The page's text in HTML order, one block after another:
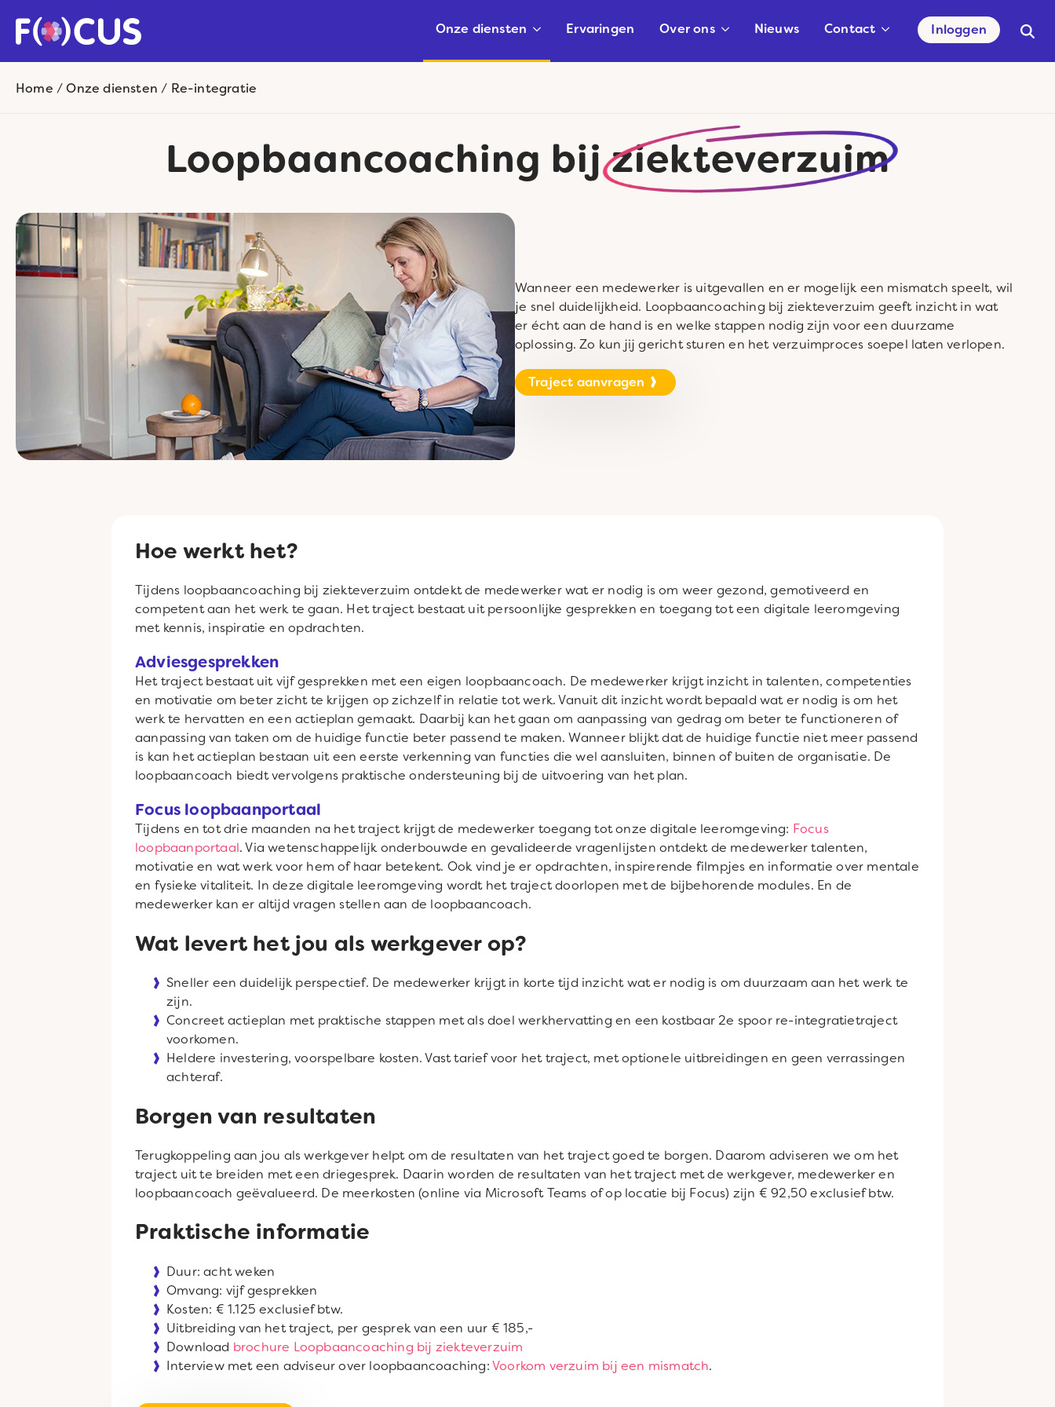
Onze diensten Ervaringen Over ons Nieuws Contact Inloggen
Home /Onze diensten / Re-integratie
Loopbaancoaching bijziekteverzuim
Wanneer een medewerker is uitgevallen en er mogelijk een mismatch speelt, wil
je snel duidelijkheid. Loopbaancoaching bij ziekteverzuim geeft inzicht in wat
er écht aan de hand is en welke stappen nodig zijn voor een duurzame
oplossing. Zo kun jij gericht sturen en het verzuimproces soepel laten verlopen.
Traject aanvragen
Hoe werkt het?
Tijdens loopbaancoaching bij ziekteverzuim ontdekt de medewerker wat er nodig is om weer gezond, gemotiveerd en
competent aan het werk te gaan. Het traject bestaat uit persoonlijke gesprekken en toegang tot een digitale leeromgeving
met kennis, inspiratie en opdrachten.
Adviesgesprekken
Het traject bestaat uit vijf gesprekken met een eigen loopbaancoach. De medewerker krijgt inzicht in talenten, competenties
en motivatie om beter zicht te krijgen op zichzelf in relatie tot werk. Vanuit dit inzicht wordt bepaald wat er nodig is om het
werk te hervatten en een actieplan gemaakt. Daarbij kan het gaan om aanpassing van gedrag om beter te functioneren of
aanpassing van taken om de huidige functie beter passend te maken. Wanneer blijkt dat de huidige functie niet meer passend
is kan het actieplan bestaan uit een eerste verkenning van functies die wel aansluiten, binnen of buiten de organisatie. De
loopbaancoach biedt vervolgens praktische ondersteuning bij de uitvoering van het plan.
Focus loopbaanportaal
Tijdens en tot drie maanden na het traject krijgt de medewerker toegang tot onze digitale leeromgeving: Focus
loopbaanportaal. Via wetenschappelijk onderbouwde en gevalideerde vragenlijsten ontdekt de medewerker talenten,
motivatie en wat werk voor hem of haar betekent. Ook vind je er opdrachten, inspirerende filmpjes en informatie over mentale
en fysieke vitaliteit. In deze digitale leeromgeving wordt het traject doorlopen met de bijbehorende modules. En de
medewerker kan er altijd vragen stellen aan de loopbaancoach.
Wat levert het jou als werkgever op?
Sneller een duidelijk perspectief. De medewerker krijgt in korte tijd inzicht wat er nodig is om duurzaam aan het werk te
zijn.
Concreet actieplan met praktische stappen met als doel werkhervatting en een kostbaar 2e spoor re-integratietraject
voorkomen.
Heldere investering, voorspelbare kosten. Vast tarief voor het traject, met optionele uitbreidingen en geen verrassingen
achteraf.
Borgen van resultaten
Terugkoppeling aan jou als werkgever helpt om de resultaten van het traject goed te borgen. Daarom adviseren we om het
traject uit te breiden met een driegesprek. Daarin worden de resultaten van het traject met de werkgever, medewerker en
loopbaancoach geëvalueerd. De meerkosten (online via Microsoft Teams of op locatie bij Focus) zijn € 92,50 exclusief btw.
Praktische informatie
Duur: acht weken
Omvang: vijf gesprekken
Kosten: € 1.125 exclusief btw.
Uitbreiding van het traject, per gesprek van een uur € 185,-
Download brochure Loopbaancoaching bij ziekteverzuim
Interview met een adviseur over loopbaancoaching:Voorkom verzuim bij een mismatch.